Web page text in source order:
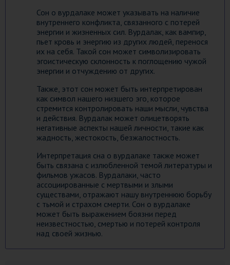
Сон о вурдалаке может указывать на наличие
внутреннего конфликта, связанного с потерей
энергии и жизненных сил. Вурдалак, как вампир,
пьет кровь и энергию из других людей, перенося
их на себя. Такой сон может символизировать
эгоистическую склонность к поглощению чужой
энергии и отчуждению от других.
Также, этот сон может быть интерпретирован
как символ нашего низшего эго, которое
стремится контролировать наши мысли, чувства
и действия. Вурдалак может олицетворять
негативные аспекты нашей личности, такие как
жадность, жестокость, безжалостность.
Интерпретация сна о вурдалаке также может
быть связана с излюбленной темой литературы и
фильмов ужасов. Вурдалаки, часто
ассоциированные с мертвыми и злыми
существами, отражают нашу внутреннюю борьбу
с тьмой и страхом смерти. Сон о вурдалаке
может быть выражением боязни перед
неизвестностью, смертью и потерей контроля
над своей жизнью.